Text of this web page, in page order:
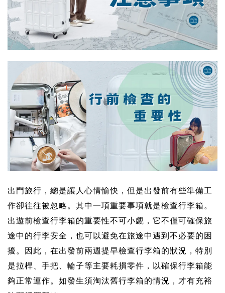
出門旅行，總是讓人心情愉快，但是出發前有些準備工
作卻往往被忽略。其中一項重要事項就是檢查行李箱。
出遊前檢查行李箱的重要性不可小覷，它不僅可確保旅
途中的行李安全，也可以避免在旅途中遇到不必要的困
擾。因此，在出發前兩週提早檢查行李箱的狀況，特別
是拉桿、手把、輪子等主要耗損零件，以確保行李箱能
夠正常運作。如發生須淘汰舊行李箱的情況，才有充裕